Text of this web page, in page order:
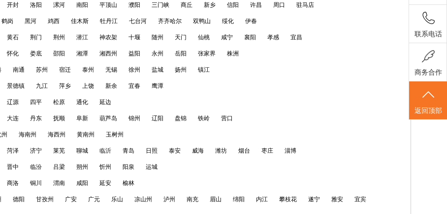
开封 洛阳 漯河 南阳 平顶山 濮阳 三门峡 商丘 新乡 信阳 许昌 周口 驻马店
鹤岗 黑河 鸡西 佳木斯 牡丹江 七台河 齐齐哈尔 双鸭山 绥化 伊春
黄石 荆门 荆州 潜江 神农架 十堰 随州 天门 仙桃 咸宁 襄阳 孝感 宜昌
怀化 娄底 邵阳 湘潭 湘西州 益阳 永州 岳阳 张家界 株洲
南通 苏州 宿迁 泰州 无锡 徐州 盐城 扬州 镇江
景德镇 九江 萍乡 上饶 新余 宜春 鹰潭
辽源 四平 松原 通化 延边
大连 丹东 抚顺 阜新 葫芦岛 锦州 辽阳 盘锦 铁岭 营口
海南州 海西州 黄南州 玉树州
菏泽 济宁 莱芜 聊城 临沂 青岛 日照 泰安 威海 潍坊 烟台 枣庄 淄博
晋中 临汾 吕梁 朔州 忻州 阳泉 运城
商洛 铜川 渭南 咸阳 延安 榆林
德阳 甘孜州 广安 广元 乐山 凉山州 泸州 南充 眉山 绵阳 内江 攀枝花 遂宁 雅安 宜宾
联系电话
商务合作
返回顶部